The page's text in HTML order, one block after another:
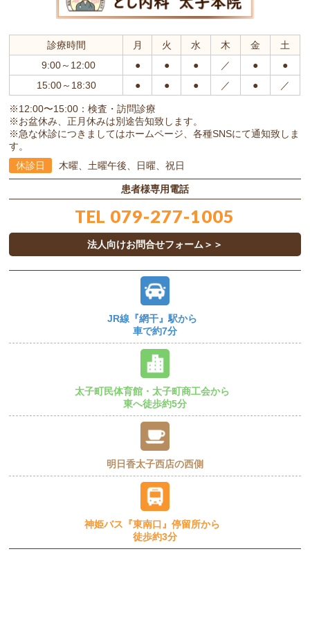
診療時間 月 火 水 木 金
土
9:00～12:00
● ● ● ／ ●
●
15:00～18:30
● ● ● ／ ● ／
※12:00〜15:00：検査・訪問診療
※お盆休み、正月休みは別途告知致します。
※急な休診につきましてはホームページ、各種SNSにて通知致しま
す。
休診日
木曜、 土曜午後、日曜、祝日
患者様専用電話
TEL 079-277-1005
法人向けお問合せフォーム＞＞
JR線『網干』駅から
車で約7分
太子町民体育館・太子町商工会から
東へ徒歩約5分
明日香太子西店の西側
神姫バス『東南口』停留所から
徒歩約3分